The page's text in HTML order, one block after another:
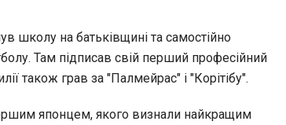
школу на батьківщині та самостійно
Там підписав свій перший професійний
також грав за "Палмейрас" і "Корітібу".
японцем, якого визнали найкращим